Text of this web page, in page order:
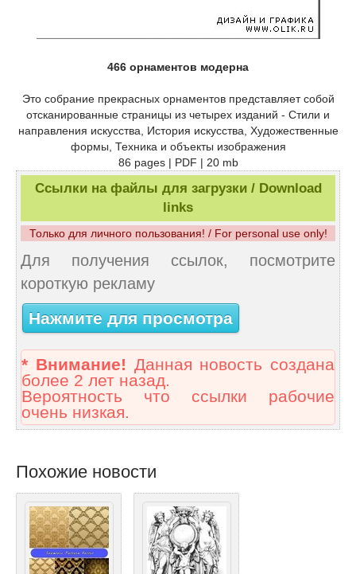
466 орнаментов модерна
Это собрание прекрасных орнаментов представляет собой
отсканированные страницы из четырех изданий - Стили и
направления искусства, История искусства, Художественные
формы, Техника и объекты изображения
86 pages | PDF | 20 mb
Ссылки на файлы для загрузки / Download
links
Только для личного пользования! / For personal use only!
Для получения ссылок, посмотрите
короткую рекламу
Нажмите для просмотра
* Внимание! Данная новость создана
более 2 лет назад.
Вероятность что ссылки рабочие
очень низкая.
Похожие новости